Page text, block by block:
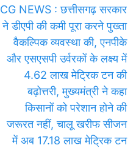
CG NEWS : छत्तीसगढ़ सरकार
ने डीएपी की कमी पूरा करने पुख्ता
वैकल्पिक व्यवस्था की, एनपीके
और एसएसपी उर्वरकों के लक्ष्य में
4.62 लाख मेट्रिक टन की
बढ़ोत्तरी, मुख्यमंत्री ने कहा
किसानों को परेशान होने की
जरूरत नहीं, चालू खरीफ सीजन
में अब 17.18 लाख मेट्रिक टन